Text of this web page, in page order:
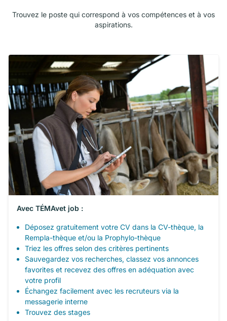
Trouvez le poste qui correspond à vos compétences et à vos
aspirations.
Avec TÉMAvet job :
Déposez gratuitement votre CV dans la CV-thèque, la
Rempla-thèque et/ou la Prophylo-thèque
Triez les offres selon des critères pertinents
Sauvegardez vos recherches, classez vos annonces
favorites et recevez des offres en adéquation avec
votre profil
Échangez facilement avec les recruteurs via la
messagerie interne
Trouvez des stages